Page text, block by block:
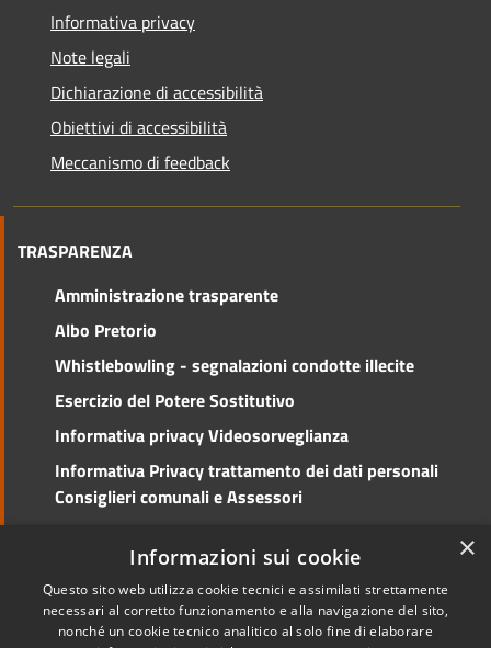
Informativa privacy
Note legali
Dichiarazione di accessibilità
Obiettivi di accessibilità
Meccanismo di feedback
TRASPARENZA
Amministrazione trasparente
Albo Pretorio
Whistlebowling - segnalazioni condotte illecite
Esercizio del Potere Sostitutivo
Informativa privacy Videosorveglianza
Informativa Privacy trattamento dei dati personali
Consiglieri comunali e Assessori
Copyright © 2026 • Comune di
×
Informazioni sui cookie
Questo sito web utilizza cookie tecnici e assimilati strettamente
necessari al corretto funzionamento e alla navigazione del sito,
nonché un cookie tecnico analitico al solo fine di elaborare